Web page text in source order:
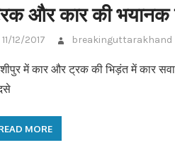
और कार की
11/12/2017 breakinguttarakhand
में कार और ट्रक की भिड़ंत में कार
MORE